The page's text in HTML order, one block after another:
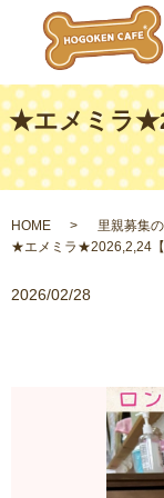
★エメミラ
HOME
里親募集
★エメミラ★2026,2,24【
2026/02/28